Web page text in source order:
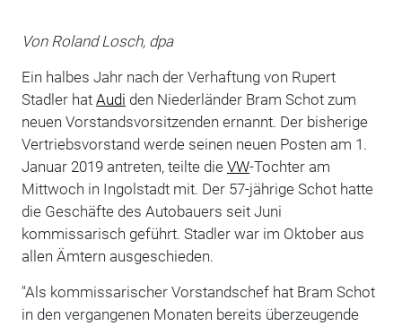
Von Roland Losch, dpa
Ein halbes Jahr nach der Verhaftung von Rupert
Stadler hat Audi den Niederländer Bram Schot zum
neuen Vorstandsvorsitzenden ernannt. Der bisherige
Vertriebsvorstand werde seinen neuen Posten am 1.
Januar 2019 antreten, teilte die VW-Tochter am
Mittwoch in Ingolstadt mit. Der 57-jährige Schot hatte
die Geschäfte des Autobauers seit Juni
kommissarisch geführt. Stadler war im Oktober aus
allen Ämtern ausgeschieden.
"Als kommissarischer Vorstandschef hat Bram Schot
in den vergangenen Monaten bereits überzeugende